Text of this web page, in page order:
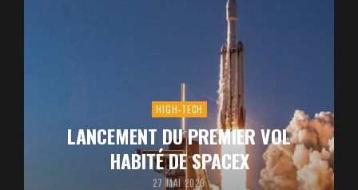
HIGH-TECH
LANCEMENT DU PREMIER VOL
HABITÉ DE SPACEX
27 MAI 2020